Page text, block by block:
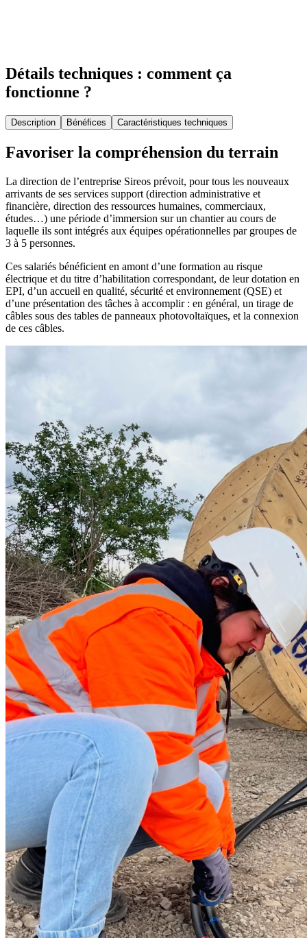
Détails techniques : comment ça
fonctionne ?
Description Bénéfices Caractéristiques techniques
Favoriser la compréhension du terrain
La direction de l’entreprise Sireos prévoit, pour tous les nouveaux
arrivants de ses services support (direction administrative et
financière, direction des ressources humaines, commerciaux,
études…) une période d’immersion sur un chantier au cours de
laquelle ils sont intégrés aux équipes opérationnelles par groupes de
3 à 5 personnes.
Ces salariés bénéficient en amont d’une formation au risque
électrique et du titre d’habilitation correspondant, de leur dotation en
EPI, d’un accueil en qualité, sécurité et environnement (QSE) et
d’une présentation des tâches à accomplir : en général, un tirage de
câbles sous des tables de panneaux photovoltaïques, et la connexion
de ces câbles.